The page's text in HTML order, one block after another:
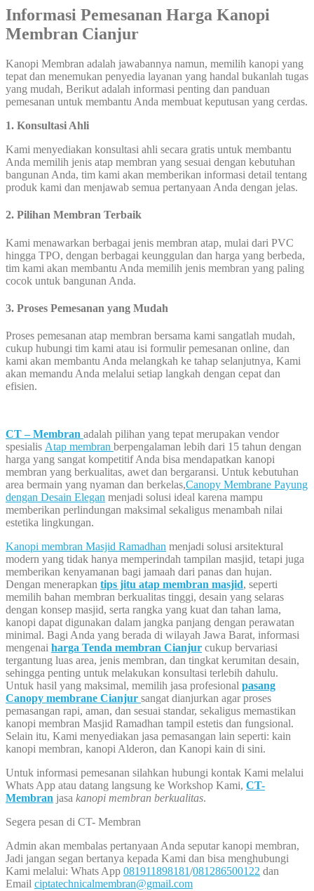
Informasi Pemesanan Harga Kanopi
Membran Cianjur
Kanopi Membran adalah jawabannya namun, memilih kanopi yang
tepat dan menemukan penyedia layanan yang handal bukanlah tugas
yang mudah, Berikut adalah informasi penting dan panduan
pemesanan untuk membantu Anda membuat keputusan yang cerdas.
1. Konsultasi Ahli
Kami menyediakan konsultasi ahli secara gratis untuk membantu
Anda memilih jenis atap membran yang sesuai dengan kebutuhan
bangunan Anda, tim kami akan memberikan informasi detail tentang
produk kami dan menjawab semua pertanyaan Anda dengan jelas.
2. Pilihan Membran Terbaik
Kami menawarkan berbagai jenis membran atap, mulai dari PVC
hingga TPO, dengan berbagai keunggulan dan harga yang berbeda,
tim kami akan membantu Anda memilih jenis membran yang paling
cocok untuk bangunan Anda.
3. Proses Pemesanan yang Mudah
Proses pemesanan atap membran bersama kami sangatlah mudah,
cukup hubungi tim kami atau isi formulir pemesanan online, dan
kami akan membantu Anda melangkah ke tahap selanjutnya, Kami
akan memandu Anda melalui setiap langkah dengan cepat dan
efisien.
CT – Membran adalah pilihan yang tepat merupakan vendor
spesialis Atap membran berpengalaman lebih dari 15 tahun dengan
harga yang sangat kompetitif Anda bisa mendapatkan kanopi
membran yang berkualitas, awet dan bergaransi. Untuk kebutuhan
area bermain yang nyaman dan berkelas,Canopy Membrane Payung
dengan Desain Elegan menjadi solusi ideal karena mampu
memberikan perlindungan maksimal sekaligus menambah nilai
estetika lingkungan.
Kanopi membran Masjid Ramadhan menjadi solusi arsitektural
modern yang tidak hanya memperindah tampilan masjid, tetapi juga
memberikan kenyamanan bagi jamaah dari panas dan hujan.
Dengan menerapkan tips jitu atap membran masjid, seperti
memilih bahan membran berkualitas tinggi, desain yang selaras
dengan konsep masjid, serta rangka yang kuat dan tahan lama,
kanopi dapat digunakan dalam jangka panjang dengan perawatan
minimal. Bagi Anda yang berada di wilayah Jawa Barat, informasi
mengenai harga Tenda membran Cianjur cukup bervariasi
tergantung luas area, jenis membran, dan tingkat kerumitan desain,
sehingga penting untuk melakukan konsultasi terlebih dahulu.
Untuk hasil yang maksimal, memilih jasa profesional pasang
Canopy membrane Cianjur sangat dianjurkan agar proses
pemasangan rapi, aman, dan sesuai standar, sekaligus memastikan
kanopi membran Masjid Ramadhan tampil estetis dan fungsional.
Selain itu, Kami menyediakan jasa pemasangan lain seperti: kain
kanopi membran, kanopi Alderon, dan Kanopi kain di sini.
Untuk informasi pemesanan silahkan hubungi kontak Kami melalui
Whats App atau datang langsung ke Workshop Kami, CT-
Membran jasa kanopi membran berkualitas.
Segera pesan di CT- Membran
Admin akan membalas pertanyaan Anda seputar kanopi membran,
Jadi jangan segan bertanya kepada Kami dan bisa menghubungi
Kami melalui: Whats App 081911898181/081286500122 dan
Email ciptatechnicalmembran@gmail.com